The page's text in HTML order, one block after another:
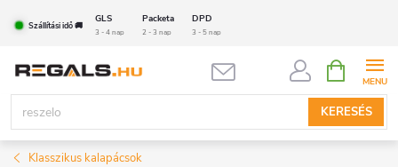
tartalomhoz
Szállítási idő 🚚
GLS Packeta DPD
3 - 4 nap 2 - 3 nap 3 - 5 nap
KERESÉS
KOSÁR
Klasszikus kalapácsok